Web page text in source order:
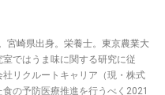
宮崎県出身。栄養士。東京農業大
ではうま味に関する研究に従
リクルートキャリア（現・株式
の予防医療推進を行うべく2021